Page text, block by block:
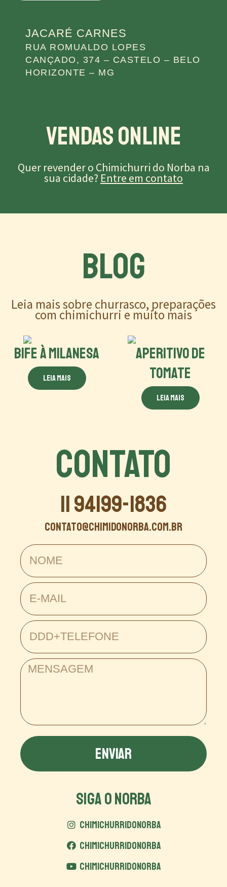
JACARÉ CARNES
RUA ROMUALDO LOPES
CANÇADO, 374 – CASTELO – BELO
HORIZONTE – MG
Vendas Online
Quer revender o Chimichurri do Norba na
sua cidade? Entre em contato
BLOG
Leia mais sobre churrasco, preparações
com chimichurri e muito mais
BIFE À MILANESA
Leia mais
APERITIVO DE
TOMATE
Leia mais
CONTATO
11 94199-1836
contato@chimidonorba.com.br
ENVIAR
SIGA O NORBA
CHIMICHURRIDONORBA
CHIMICHURRIDONORBA
CHIMICHURRIDONORBA